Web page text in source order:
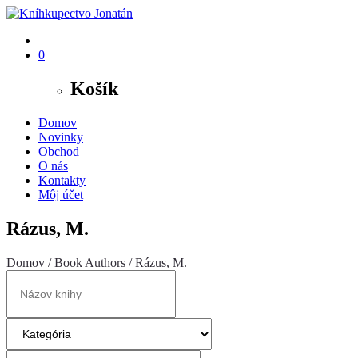
0
Košík
Domov
Novinky
Obchod
O nás
Kontakty
Môj účet
Rázus, M.
Domov / Book Authors / Rázus, M.